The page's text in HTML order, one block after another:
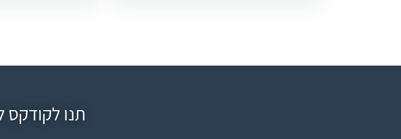
תנו לקודקס